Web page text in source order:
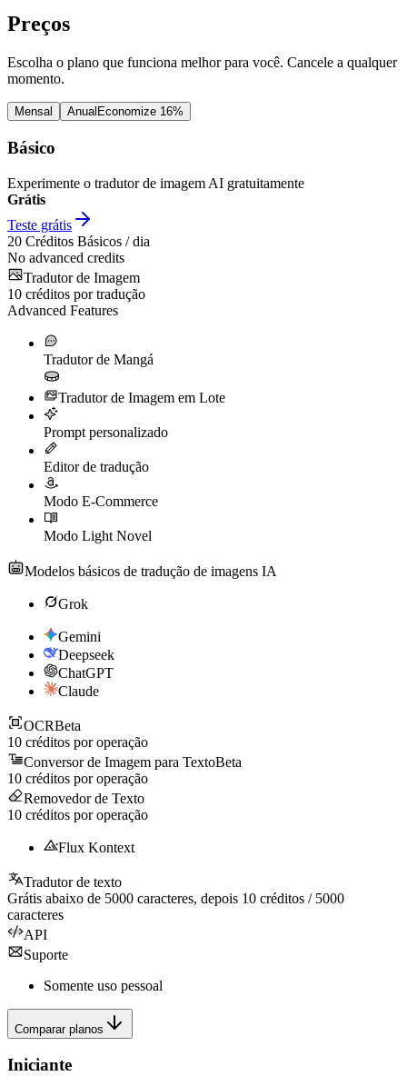
Preços
Escolha o plano que funciona melhor para você. Cancele a qualquer
momento.
Mensal Anual Economize 16%
Básico
Experimente o tradutor de imagem AI gratuitamente
Grátis
Teste grátis
20 Créditos Básicos / dia
No advanced credits
Tradutor de Imagem
10 créditos por tradução
Advanced Features
Tradutor de Mangá
Tradutor de Imagem em Lote
Prompt personalizado
Editor de tradução
Modo E-Commerce
Modo Light Novel
Modelos básicos de tradução de imagens IA
Grok
Gemini
Deepseek
ChatGPT
Claude
OCRBeta
10 créditos por operação
Conversor de Imagem para TextoBeta
10 créditos por operação
Removedor de Texto
10 créditos por operação
Flux Kontext
Tradutor de texto
Grátis abaixo de 5000 caracteres, depois 10 créditos / 5000
caracteres
API
Suporte
Somente uso pessoal
Comparar planos
Iniciante